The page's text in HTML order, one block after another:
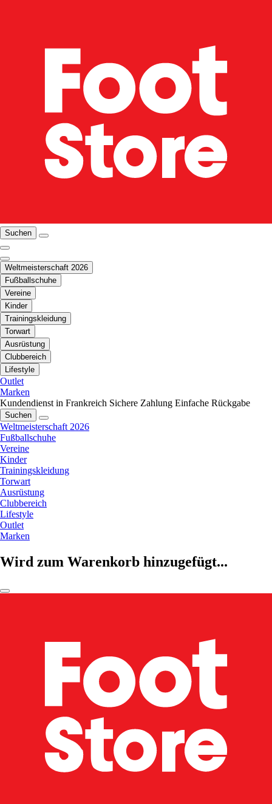
Suchen
Weltmeisterschaft 2026
Fußballschuhe
Vereine
Kinder
Trainingskleidung
Torwart
Ausrüstung
Clubbereich
Lifestyle
Outlet
Marken
Kundendienst in Frankreich Sichere Zahlung Einfache Rückgabe
Suchen
Weltmeisterschaft 2026
Fußballschuhe
Vereine
Kinder
Trainingskleidung
Torwart
Ausrüstung
Clubbereich
Lifestyle
Outlet
Marken
Wird zum Warenkorb hinzugefügt...